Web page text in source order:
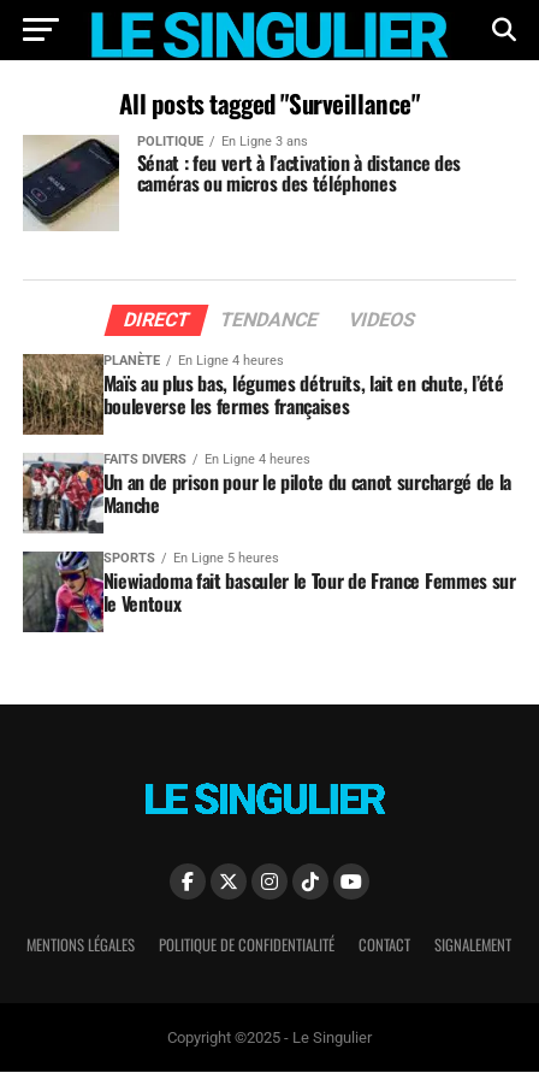
All posts tagged "Surveillance"
POLITIQUE En Ligne 3 ans
Sénat : feu vert à l’activation à distance des
caméras ou micros des téléphones
DIRECT TENDANCE VIDEOS
PLANÈTE En Ligne 4 heures
Maïs au plus bas, légumes détruits, lait en chute, l’été
bouleverse les fermes françaises
FAITS DIVERS En Ligne 4 heures
Un an de prison pour le pilote du canot surchargé de la
Manche
SPORTS En Ligne 5 heures
Niewiadoma fait basculer le Tour de France Femmes sur
le Ventoux
MENTIONS LÉGALES POLITIQUE DE CONFIDENTIALITÉ CONTACT SIGNALEMENT
Copyright ©2025 - Le Singulier